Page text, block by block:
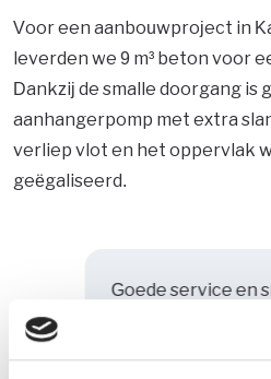
Voor een aanbouwproject in
leverden we 9 m³ beton voor
Dankzij de smalle doorgang is
aanhangerpomp met extra
verliep vlot en het oppervlak
geëgaliseerd.
Goede service en